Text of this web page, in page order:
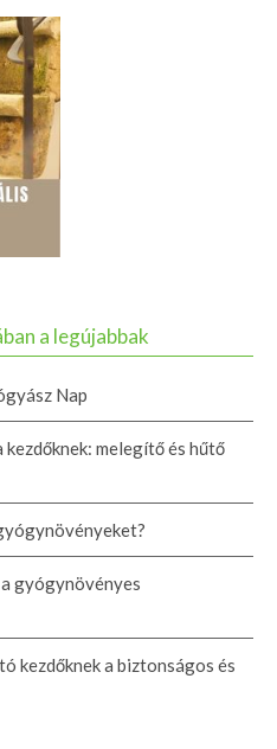
a legújabbak
Nap
melegítő és hűtő
gyógynövényes
kezdőknek a biztonságos és